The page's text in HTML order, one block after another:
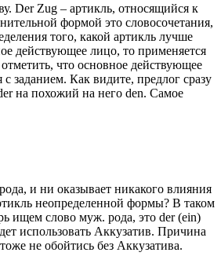
Der Zug – артикль, относящийся к
формой это словосочетания,
того, какой артикль лучше
действующее лицо, то применяется
что основное действующее
заданием. Как видите, предлог сразу
на похожий на него den. Самое
и ни оказывает никакого влияния
неопределенной формы? В таком
ищем слово муж. рода, это der (ein)
использовать Аккузатив. Причина
не обойтись без Аккузатива.